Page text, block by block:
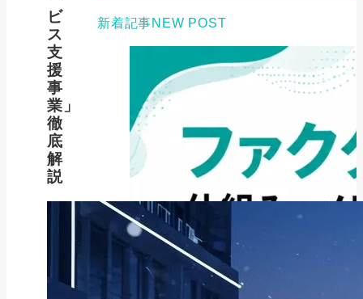
ビ
ス
支
援
事
業」
徹
底
解
説
新着記事NEW POST